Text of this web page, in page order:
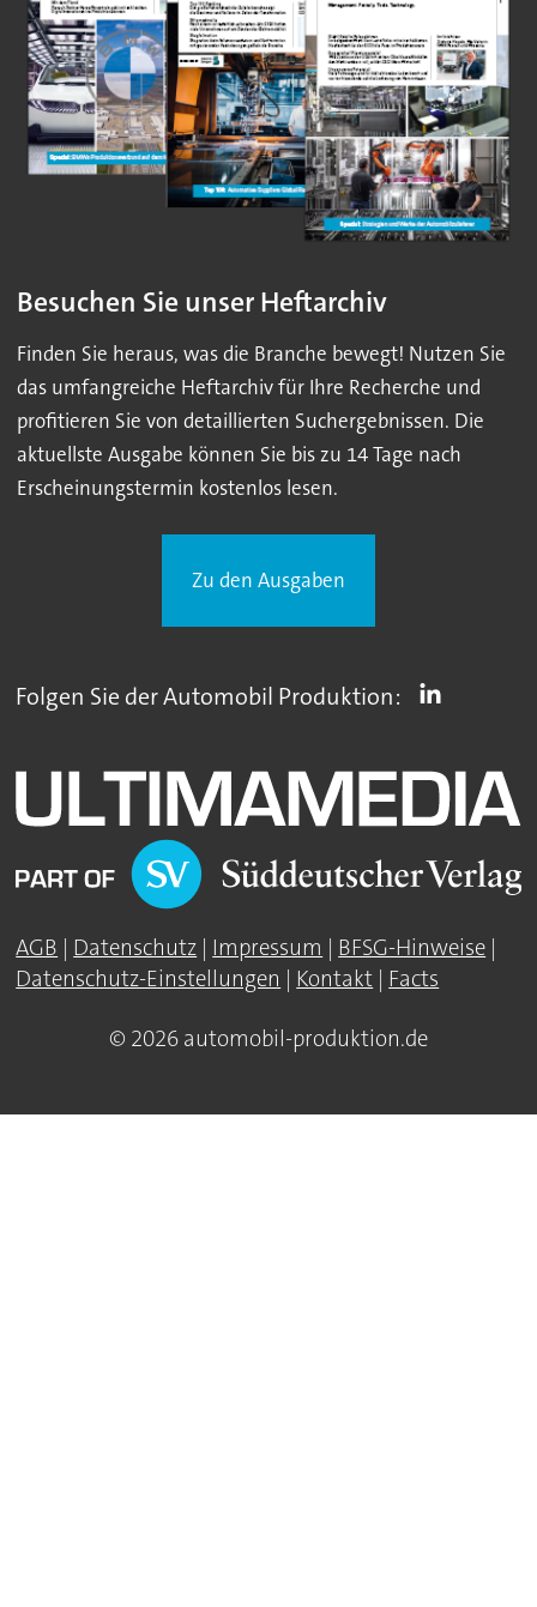
Besuchen Sie unser Heftarchiv
Finden Sie heraus, was die Branche bewegt! Nutzen Sie
das umfangreiche Heftarchiv für Ihre Recherche und
profitieren Sie von detaillierten Suchergebnissen. Die
aktuellste Ausgabe können Sie bis zu 14 Tage nach
Erscheinungstermin kostenlos lesen.
Zu den Ausgaben
Folgen Sie der Automobil Produktion:
AGB | Datenschutz | Impressum | BFSG-Hinweise |
Datenschutz-Einstellungen | Kontakt | Facts
© 2026 automobil-produktion.de